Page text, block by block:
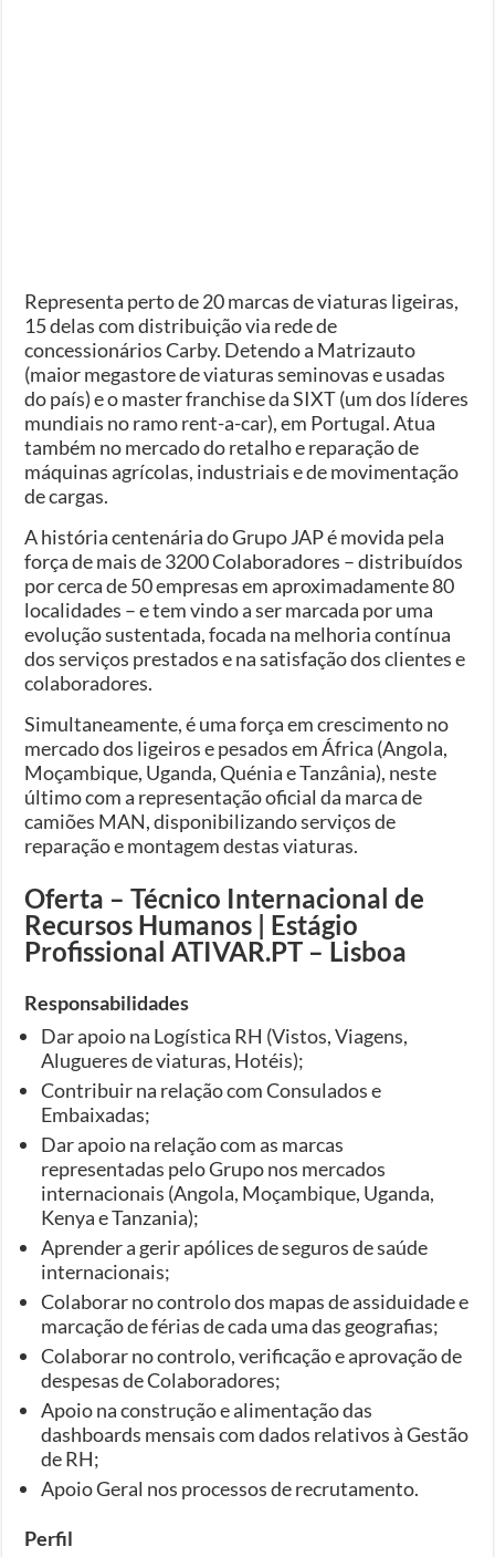
Representa perto de 20 marcas de viaturas ligeiras,
15 delas com distribuição via rede de
concessionários Carby. Detendo a Matrizauto
(maior megastore de viaturas seminovas e usadas
do país) e o master franchise da SIXT (um dos líderes
mundiais no ramo rent-a-car), em Portugal. Atua
também no mercado do retalho e reparação de
máquinas agrícolas, industriais e de movimentação
de cargas.
A história centenária do Grupo JAP é movida pela
força de mais de 3200 Colaboradores – distribuídos
por cerca de 50 empresas em aproximadamente 80
localidades – e tem vindo a ser marcada por uma
evolução sustentada, focada na melhoria contínua
dos serviços prestados e na satisfação dos clientes e
colaboradores.
Simultaneamente, é uma força em crescimento no
mercado dos ligeiros e pesados em África (Angola,
Moçambique, Uganda, Quénia e Tanzânia), neste
último com a representação oficial da marca de
camiões MAN, disponibilizando serviços de
reparação e montagem destas viaturas.
Oferta – Técnico Internacional de
Recursos Humanos | Estágio
Profissional ATIVAR.PT – Lisboa
Responsabilidades
Dar apoio na Logística RH (Vistos, Viagens,
Alugueres de viaturas, Hotéis);
Contribuir na relação com Consulados e
Embaixadas;
Dar apoio na relação com as marcas
representadas pelo Grupo nos mercados
internacionais (Angola, Moçambique, Uganda,
Kenya e Tanzania);
Aprender a gerir apólices de seguros de saúde
internacionais;
Colaborar no controlo dos mapas de assiduidade e
marcação de férias de cada uma das geografias;
Colaborar no controlo, verificação e aprovação de
despesas de Colaboradores;
Apoio na construção e alimentação das
dashboards mensais com dados relativos à Gestão
de RH;
Apoio Geral nos processos de recrutamento.
Perfil